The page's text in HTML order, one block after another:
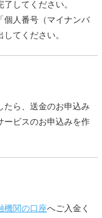
してください。
個人番号（マイナンバ
してください。
たら、送金のお申込み
ービスのお申込みを作
機関の口座へご入金く